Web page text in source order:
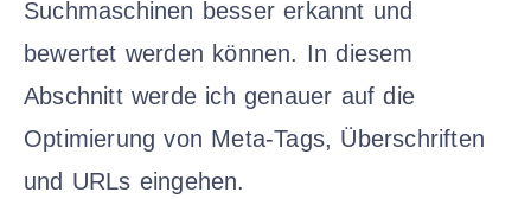
Suchmaschinen besser erkannt und
bewertet werden können. In diesem
Abschnitt werde ich genauer auf die
Optimierung von Meta-Tags, Überschriften
und URLs eingehen.